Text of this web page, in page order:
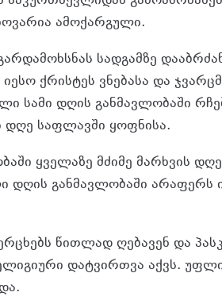
ამოქარგული.
სადგამზე
ქრისტეს ვნებასა და
სამი დღის განმავლობაში
დღე საფლავში ყოფნისა.
ყველაზე მძიმე მარხვის
განმავლობაში არაფერს
წითლად ღებავენ და
დატვირთვა აქვს.